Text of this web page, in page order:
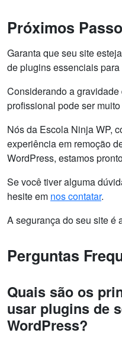
Próximos
Garanta que seu site
de plugins essenciais
Considerando a
profissional pode ser
Nós da Escola Ninja WP,
experiência em remoção
WordPress, estamos
Se você tiver alguma
hesite em nos contatar.
A segurança do seu site é
Perguntas
Quais são os
usar plugins de
WordPress?